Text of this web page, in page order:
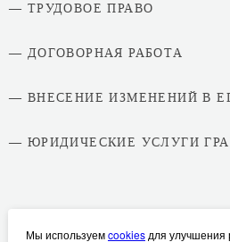
Мы используемcookiesдля улучшения
— ТРУДОВОЕ ПРАВО
— ДОГОВОРНАЯ РАБОТА
— ВНЕСЕНИЕ ИЗМЕНЕНИЙ В
— ЮРИДИЧЕСКИЕ УСЛУГИ